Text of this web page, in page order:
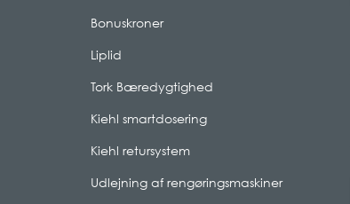
Bonuskroner
Liplid
Tork Bæredygtighed
Kiehl smartdosering
Kiehl retursystem
Udlejning af rengøringsmaskiner